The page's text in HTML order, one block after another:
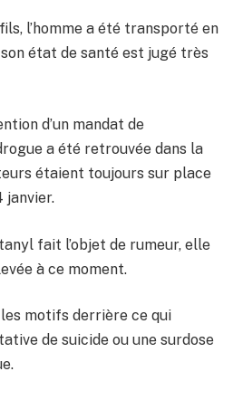
l’homme a été transporté en
état de santé est jugé très
d’un mandat de
a été retrouvée dans la
étaient toujours sur place
janvier.
fait l’objet de rumeur, elle
à ce moment.
motifs derrière ce qui
de suicide ou une surdose